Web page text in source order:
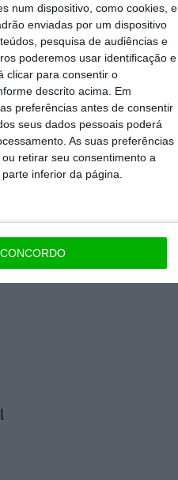
num dispositivo, como cookies, e
enviadas por um dispositivo
pesquisa de audiências e
poderemos usar identificação e
clicar para consentir o
descrito acima. Em
preferências antes de consentir
seus dados pessoais poderá
As suas preferências
retirar seu consentimento a
inferior da página.
CONCORDO
,